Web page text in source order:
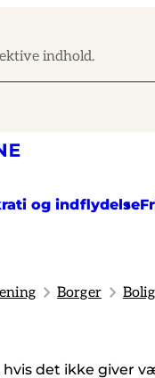
indhold.
og indflydelse
Borger
det ikke giver